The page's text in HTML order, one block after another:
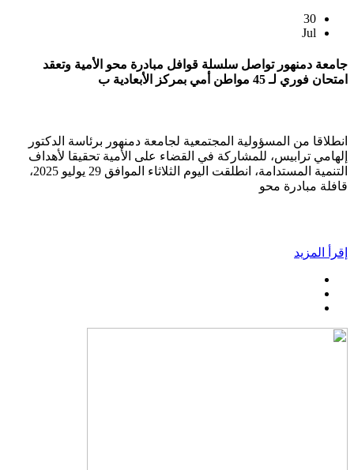
30
Jul
جامعة دمنهور تواصل سلسلة قوافل مبادرة محو الأمية وتعقد
امتحان فوري لـ 45 مواطن أمي بمركز الأبعادية ب
انطلاقا من المسؤولية المجتمعية لجامعة دمنهور برئاسة الدكتور
إلهامي ترابيس، للمشاركة في القضاء على الأمية تحقيقا لأهداف
التنمية المستدامة، انطلقت اليوم الثلاثاء الموافق 29 يوليو 2025،
قافلة مبادرة محو
إقرأ المزيد